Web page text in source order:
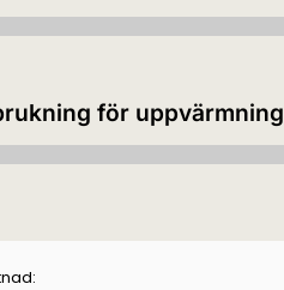
för uppvärmning